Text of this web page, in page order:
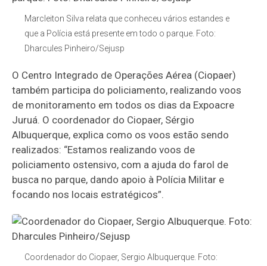
Marcleiton Silva relata que conheceu vários estandes e
que a Polícia está presente em todo o parque. Foto:
Dharcules Pinheiro/Sejusp
O Centro Integrado de Operações Aérea (Ciopaer)
também participa do policiamento, realizando voos
de monitoramento em todos os dias da Expoacre
Juruá. O coordenador do Ciopaer, Sérgio
Albuquerque, explica como os voos estão sendo
realizados: “Estamos realizando voos de
policiamento ostensivo, com a ajuda do farol de
busca no parque, dando apoio à Polícia Militar e
focando nos locais estratégicos”.
Coordenador do Ciopaer, Sergio Albuquerque. Foto: